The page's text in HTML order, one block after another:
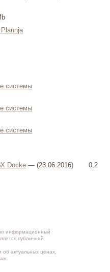
системы
системы
системы
Docke — (23.06.2016)
0,2
информационный
публичной
актуальных ценах,